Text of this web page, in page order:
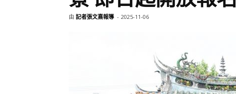
由 記者張文熹報導 - 2025-11-06